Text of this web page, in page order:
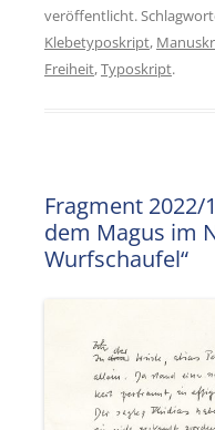
veröffentlicht.
Klebetyposkript,
Freiheit,Typoskript.
Fragment 2022/
dem Magus im
Wurfschaufel“